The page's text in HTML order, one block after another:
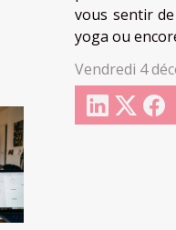
vous sentir
yoga ou
Vendredi 4